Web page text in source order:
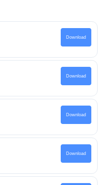
Download
Download
Download
Download